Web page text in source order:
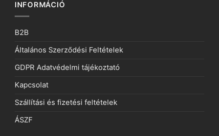
INFORMÁCIÓ
B2B
Általános Szerződési Feltételek
GDPR Adatvédelmi tájékoztató
Kapcsolat
Szállítási és fizetési feltételek
ÁSZF